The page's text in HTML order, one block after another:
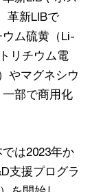
革新LIBで
ム硫黄（Li-
リチウム電
やマグネシウ
部で商用化
は2023年か
支援プログラ